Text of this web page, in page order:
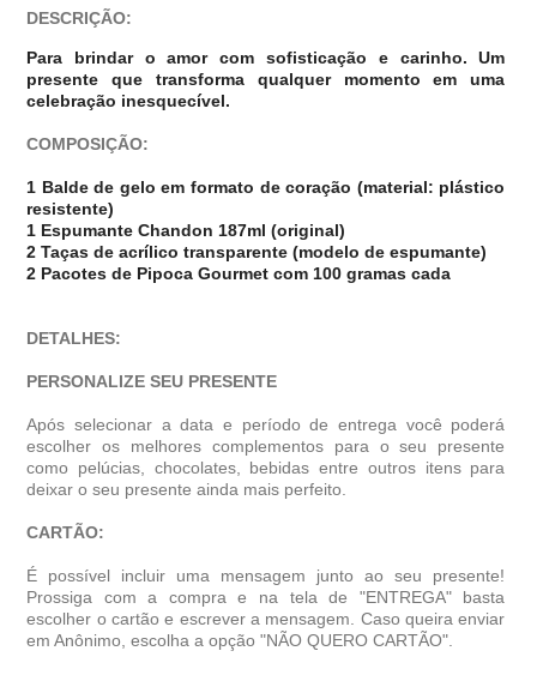
DESCRIÇÃO:
Para brindar o amor com sofisticação e carinho. Um
presente que transforma qualquer momento em uma
celebração inesquecível.
COMPOSIÇÃO:
1 Balde de gelo em formato de coração (material: plástico
resistente)
1 Espumante Chandon 187ml (original)
2 Taças de acrílico transparente (modelo de espumante)
2 Pacotes de Pipoca Gourmet com 100 gramas cada
DETALHES:
PERSONALIZE SEU PRESENTE
Após selecionar a data e período de entrega você poder
escolher os melhores complementos para o seu presente
como pelúcias, chocolates, bebidas entre outros itens para
deixar o seu presente ainda mais perfeito.
CARTÃO:
É possível incluir uma mensagem junto ao seu presente!
Prossiga com a compra e na tela de "ENTREGA" basta
escolher o cartão e escrever a mensagem. Caso queira enviar
em Anônimo, escolha a opção "NÃO QUERO CARTÃO".